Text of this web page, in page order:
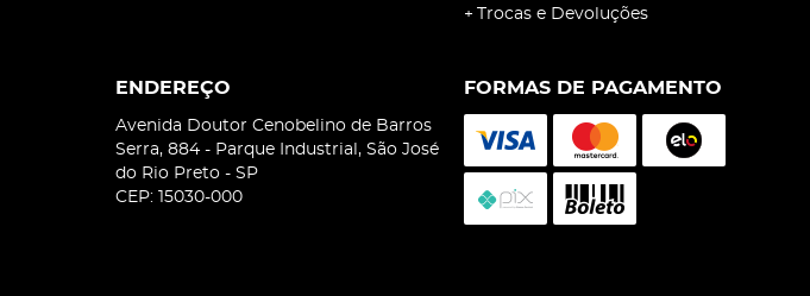
Trocas e Devoluções
ENDEREÇO
Avenida Doutor Cenobelino de Barros
Serra, 884 - Parque Industrial, São José
do Rio Preto - SP
CEP: 15030-000
FORMAS DE PAGAMENTO